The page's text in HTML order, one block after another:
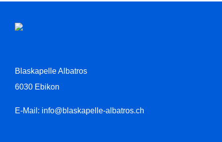
Blaskapelle Albatros
6030 Ebikon
E-Mail: info@blaskapelle-albatros.ch